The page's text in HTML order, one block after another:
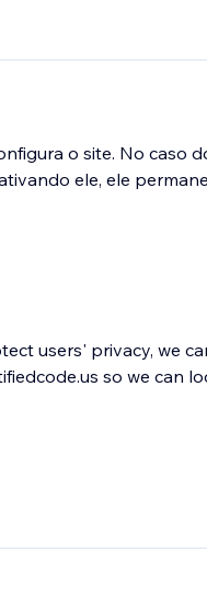
o site. No caso
ele, ele
users' privacy, we
so we can